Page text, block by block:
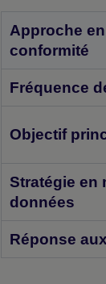
Approche
conformité
Fréquence
Objectif
Stratégie en
données
Réponse